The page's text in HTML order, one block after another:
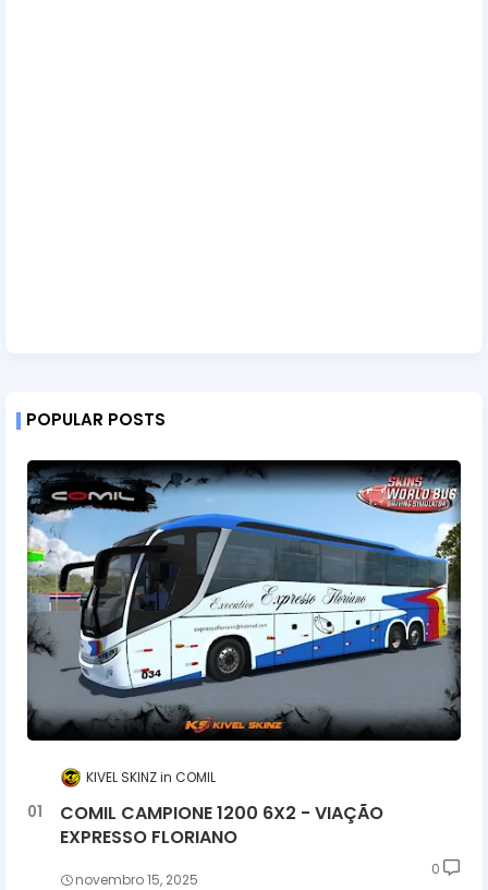
POPULAR POSTS
KIVEL SKINZ COMIL
COMIL CAMPIONE 1200 6X2 - VIAÇÃO
EXPRESSO FLORIANO
novembro 15, 2025
0